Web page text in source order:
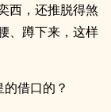
西，还推脱得煞
、蹲下来，这样
借口的？